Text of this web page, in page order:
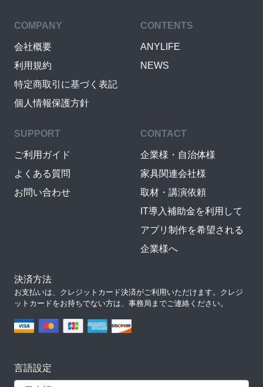
COMPANY
会社概要
利用規約
特定商取引に基づく表記
個人情報保護方針
CONTENTS
ANYLIFE
NEWS
SUPPORT
ご利用ガイド
よくある質問
お問い合わせ
CONTACT
企業様・自治体様
家具関連会社様
取材・講演依頼
IT導入補助金を利用して
アプリ制作を希望される
企業様へ
決済方法
お支払いは、クレジットカード決済がご利用いただけます。クレジ
ットカードをお持ちでない方は、事務局までご連絡ください。
言語設定